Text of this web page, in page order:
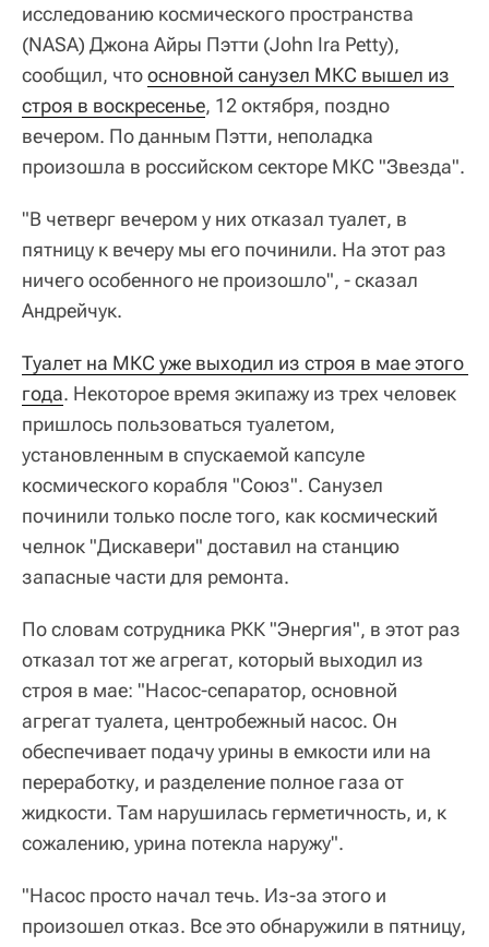
исследованию космического пространства
(NASA) Джона Айры Пэтти (John Ira Petty),
сообщил, чтоосновной санузел МКС вышел из
строя в воскресенье, 12 октября, поздно
вечером. По данным Пэтти, неполадка
произошла в российском секторе МКС "Звезда".
"В четверг вечером у них отказал туалет, в
пятницу к вечеру мы его починили. На этот раз
ничего особенного не произошло", - сказал
Андрейчук.
Туалет на МКС уже выходил из строя в мае этого
года. Некоторое время экипажу из трех человек
пришлось пользоваться туалетом,
установленным в спускаемой капсуле
космического корабля "Союз". Санузел
починили только после того, как космический
челнок "Дискавери" доставил на станцию
запасные части для ремонта.
По словам сотрудника РКК "Энергия", в этот раз
отказал тот же агрегат, который выходил из
строя в мае: "Насос-сепаратор, основной
агрегат туалета, центробежный насос. Он
обеспечивает подачу урины в емкости или на
переработку, и разделение полное газа от
жидкости. Там нарушилась герметичность, и, к
сожалению, урина потекла наружу".
"Насос просто начал течь. Из-за этого и
произошел отказ. Все это обнаружили в пятницу,